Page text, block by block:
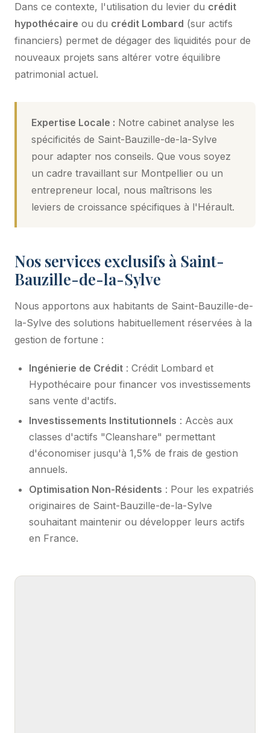
Dans ce contexte, l'utilisation du levier du crédit
hypothécaire ou du crédit Lombard (sur actifs
financiers) permet de dégager des liquidités pour de
nouveaux projets sans altérer votre équilibre
patrimonial actuel.
Expertise Locale : Notre cabinet analyse les
spécificités de Saint-Bauzille-de-la-Sylve
pour adapter nos conseils. Que vous soyez
un cadre travaillant sur Montpellier ou un
entrepreneur local, nous maîtrisons les
leviers de croissance spécifiques à l'Hérault.
Nos services exclusifs à Saint-
Bauzille-de-la-Sylve
Nous apportons aux habitants de Saint-Bauzille-de-
la-Sylve des solutions habituellement réservées à la
gestion de fortune :
Ingénierie de Crédit : Crédit Lombard et
Hypothécaire pour financer vos investissements
sans vente d'actifs.
Investissements Institutionnels : Accès aux
classes d'actifs "Cleanshare" permettant
d'économiser jusqu'à 1,5% de frais de gestion
annuels.
Optimisation Non-Résidents : Pour les expatriés
originaires de Saint-Bauzille-de-la-Sylve
souhaitant maintenir ou développer leurs actifs
en France.